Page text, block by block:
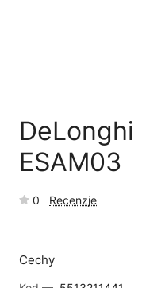
DeLonghi
ESAM03
0 Recenzje
Cechy